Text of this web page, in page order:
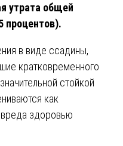
утрата общей
процентов).
в виде ссадины,
кратковременного
стойкой
как
здоровью